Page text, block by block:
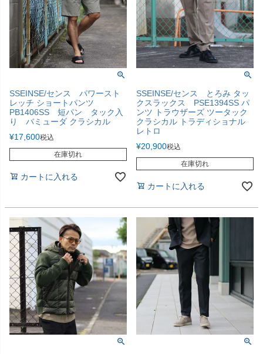
SSEINSE/センス パワースト
レッチ ショートパンツ
PB1406SS 短パン タック入
り バミューダ クラシカル
¥17,600税込
在庫切れ
カートに入れる
SSEINSE/センス とろみ タッ
クスラックス PSE1394SS パ
ンツ トラウザーズ ツータック
クラシカル トラディショナル
レトロ
¥20,900税込
在庫切れ
カートに入れる